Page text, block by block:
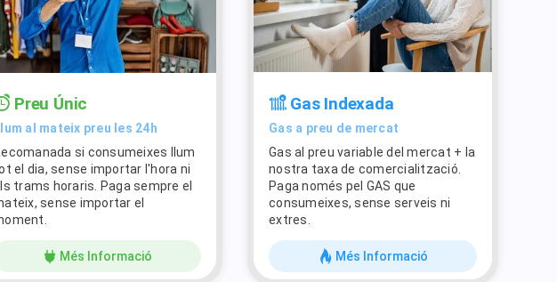
Preu Únic
al mateix preu les 24h
si consumeixes llum
el dia, sense importar l'hora ni
trams horaris. Paga sempre el
sense importar el
Més Informació
Gas Indexada
Gas a preu de mercat
Gas al preu variable del mercat + la
nostra taxa de comercialització.
Paga només pel GAS que
consumeixes, sense serveis ni
extres.
Més Informació